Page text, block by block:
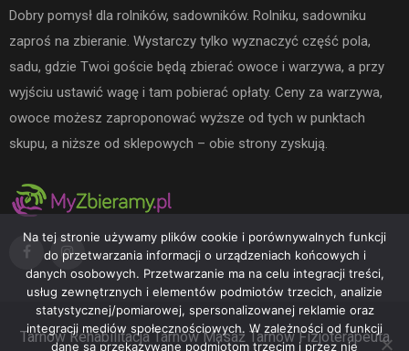
Dobry pomysł dla rolników, sadowników. Rolniku, sadowniku
zaproś na zbieranie. Wystarczy tylko wyznaczyć część pola,
sadu, gdzie Twoi goście będą zbierać owoce i warzywa, a przy
wyjściu ustawić wagę i tam pobierać opłaty. Ceny za warzywa,
owoce możesz zaproponować wyższe od tych w punktach
skupu, a niższe od sklepowych – obie strony zyskują.
Tarnów Rehabilitacja Tarnów Masaż Tarnów Fizjoterapeuta
Na tej stronie używamy plików cookie i porównywalnych funkcji
do przetwarzania informacji o urządzeniach końcowych i
danych osobowych. Przetwarzanie ma na celu integracji treści,
usług zewnętrznych i elementów podmiotów trzecich, analizie
statystycznej/pomiarowej, spersonalizowanej reklamie oraz
integracji mediów społecznościowych. W zależności od funkcji
dane są przekazywane podmiotom trzecim i przez nie